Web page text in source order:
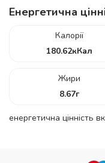
Енергетична
Калорії
180.62кКал
Жири
8.67г
енергетична цінність